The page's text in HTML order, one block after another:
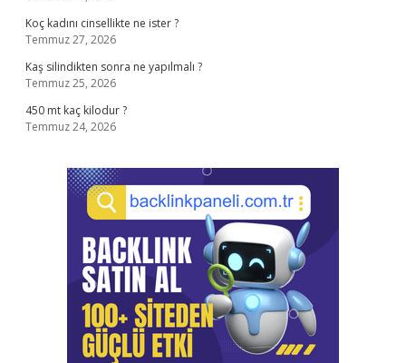
Koç kadını cinsellikte ne ister ?
Temmuz 27, 2026
Kaş silindikten sonra ne yapılmalı ?
Temmuz 25, 2026
450 mt kaç kilodur ?
Temmuz 24, 2026